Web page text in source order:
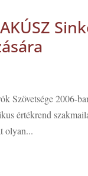
Szövetsége 2006-
értékrend
olyan...